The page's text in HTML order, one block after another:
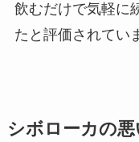
飲むだけで気軽に
たと評価されてい
シボローカの悪